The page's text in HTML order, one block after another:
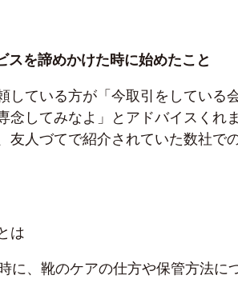
スを諦めかけた時に始めたこと
している方が「今取引をしている
念してみなよ」とアドバイスくれ
友人づてで紹介されていた数社で
は
に、靴のケアの仕方や保管方法に